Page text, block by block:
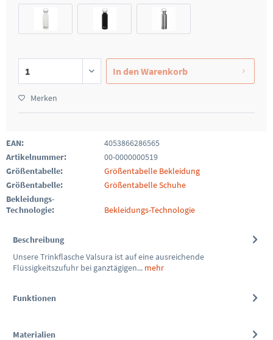
In den Warenkorb
Merken
EAN:
4053866286565
Artikelnummer:
00-0000000519
Größentabelle:
Größentabelle Bekleidung
Größentabelle:
Größentabelle Schuhe
Bekleidungs-
Technologie:
Bekleidungs-Technologie
Beschreibung
Unsere Trinkflasche Valsura ist auf eine ausreichende
Flüssigkeitszufuhr bei ganztägigen... mehr
Funktionen
Materialien